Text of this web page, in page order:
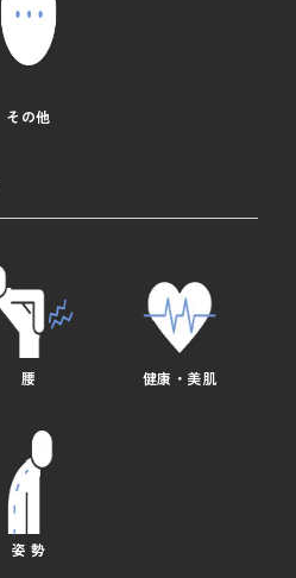
その他
腰 健康・美肌
姿 勢